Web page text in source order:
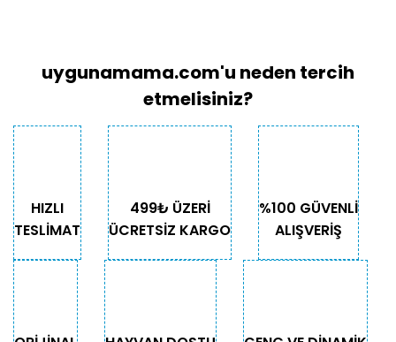
uygunamama.com'u neden tercih
etmelisiniz?
HIZLI
TESLİMAT
499₺ ÜZERİ
ÜCRETSİZ KARGO
%100 GÜVENLİ
ALIŞVERİŞ